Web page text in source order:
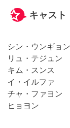
キャスト
シン・ウンギョン
リュ・テジュン
キム・スンス
イ・イルファ
チャ・ファヨン
ヒョヨン